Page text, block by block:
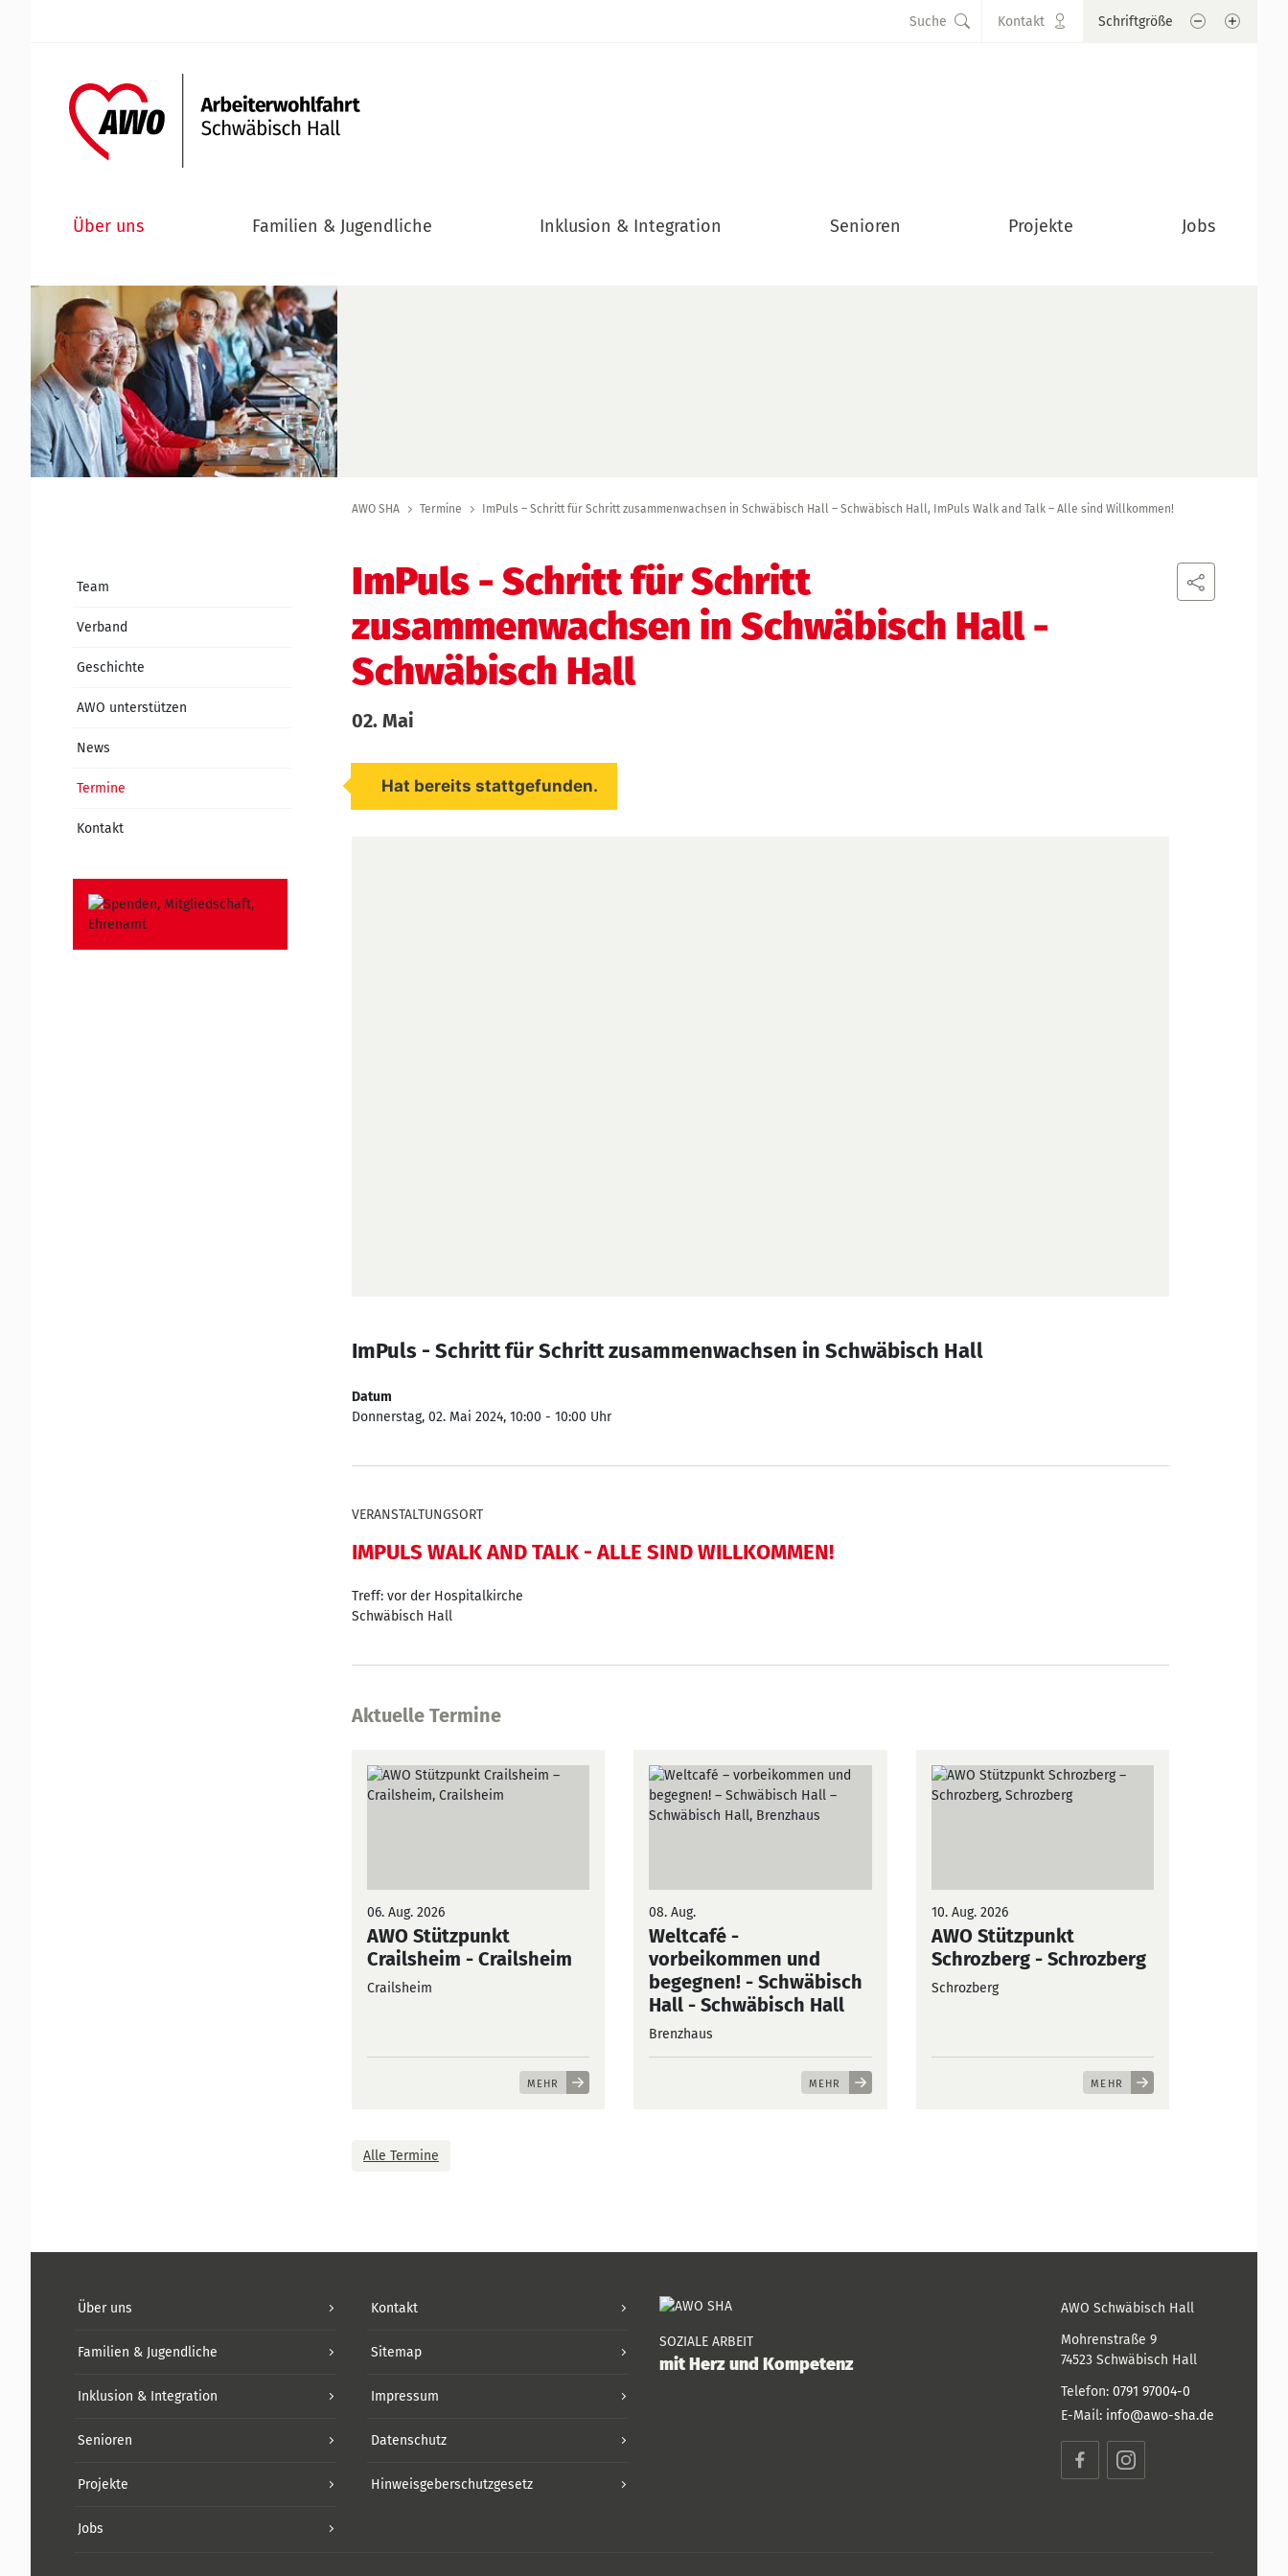
Suche Kontakt Schriftgröße SchriftSchrift
Über uns Familien & Jugendliche Inklusion & Integration Senioren Projekte Jobs
AWO SHA Termine ImPuls – Schritt für Schritt zusammenwachsen in Schwäbisch Hall – Schwäbisch Hall, ImPuls Walk and Talk – Alle sind Willkommen!
ImPuls - Schritt für Schritt
zusammenwachsen in Schwäbisch Hall-
Schwäbisch Hall
02. Mai
Hat bereits stattgefunden.
ImPuls - Schritt für Schritt zusammenwachsen in Schwäbisch Hall
Datum
Donnerstag, 02. Mai 2024, 10:00 - 10:00 Uhr
VERANSTALTUNGSORT
IMPULS WALK AND TALK - ALLE SIND WILLKOMMEN!
Treff: vor der Hospitalkirche
Schwäbisch Hall
Aktuelle Termine
06. Aug. 2026
AWO Stützpunkt
Crailsheim - Crailsheim
Crailsheim
MEHR
08. Aug.
Weltcafé -
vorbeikommen und
begegnen! - Schwäbisch
Hall - Schwäbisch Hall
Brenzhaus
MEHR
10. Aug. 2026
AWO Stützpunkt
Schrozberg- Schrozberg
Schrozberg
MEHR
Alle Termine
Team
Verband
Geschichte
AWO unterstützen
News
Termine
Kontakt
Über uns
Familien & Jugendliche
Inklusion & Integration
Senioren
Projekte
Jobs
SOZIALE ARBEIT
mit Herz und Kompetenz
AWO Schwäbisch Hall
Mohrenstraße 9
74523 Schwäbisch Hall
Telefon: 0791 97004-0
E-Mail: info@awo-sha.de
FacebookInstagram
Kontakt
Sitemap
Impressum
Datenschutz
Hinweisgeberschutzgesetz